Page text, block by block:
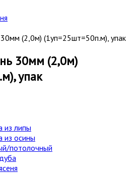
(2,0м) (1уп=25шт=50п.м), упак
30мм (2,0м)
упак
из липы
из осины
потолочный